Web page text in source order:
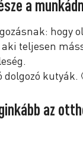
a
hogy
teljesen
dolgozó kutyák.
az